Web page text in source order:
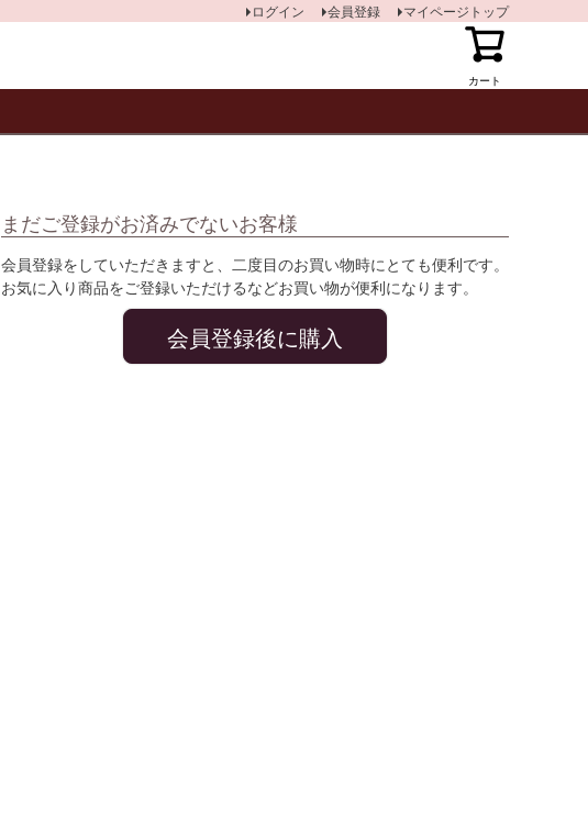
カート
ログイン 会員登録 マイページトップ
まだご登録がお済みでないお客様
会員登録をしていただきますと、二度目のお買い物時にとても便利です。
お気に入り商品をご登録いただけるなどお買い物が便利になります。
会員登録後に購入